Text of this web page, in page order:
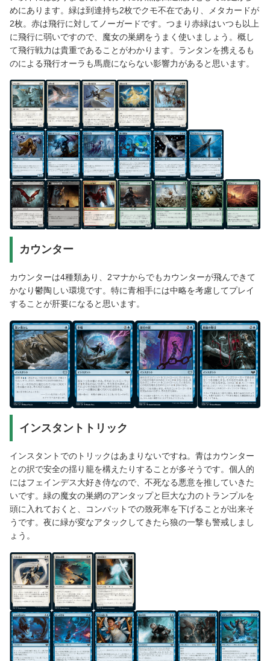
めにあります。緑は到達持ち2枚でクモ不在であり、メタカードが
2枚。赤は飛行に対してノーガードです。つまり赤緑はいつも以上
に飛行に弱いですので、魔女の巣網をうまく使いましょう。概し
て飛行戦力は貴重であることがわかります。ランタンを携えるも
のによる飛行オーラも馬鹿にならない影響力があると思います。
カウンター
カウンターは4種類あり、2マナからでもカウンターが飛んできて
かなり鬱陶しい環境です。特に青相手には中略を考慮してプレイ
することが肝要になると思います。
インスタントトリック
インスタントでのトリックはあまりないですね。青はカウンター
との択で安全の揺り籠を構えたりすることが多そうです。個人的
にはフェインデス大好き侍なので、不死なる悪意を推していきた
いです。緑の魔女の巣網のアンタップと巨大な力のトランプルを
頭に入れておくと、コンバットでの致死率を下げることが出来そ
うです。夜に緑が変なアタックしてきたら狼の一撃も警戒しまし
ょう。